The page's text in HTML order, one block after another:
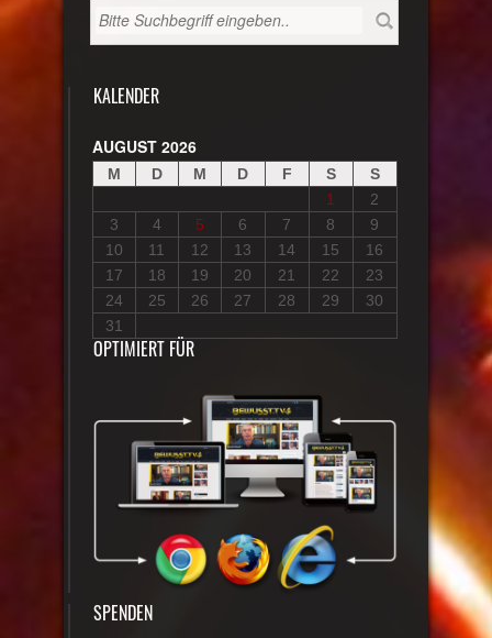
KALENDER
AUGUST 2026
M D M D F S
S
1
2
3
4 5 6 7 8
9
10
11 12 13 14 15
16
17
18 19 20 21 22
23
24
25 26 27 28 29
30
31
OPTIMIERT FÜR
SPENDEN